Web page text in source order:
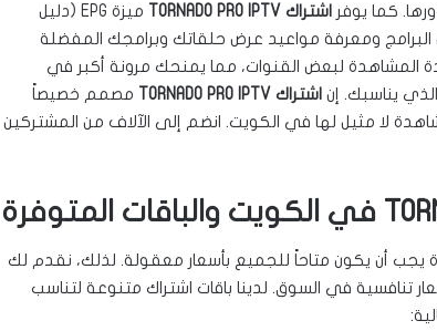
كما يوفر اشتراك TORNADO PRO IPTV
ميزة EPG (دليل
البرامج ومعرفة مواعيد عرض حلقاتك وبرامجك المفضلة
المشاهدة لبعض القنوات، مما يمنحك مرونة أكبر في
يناسبك. إن اشتراك TORNADO PRO IPTV
مصمم خصيصاً
لا مثيل لها في الكويت. انضم إلى الآلاف من المشتركين
يجب أن يكون متاحاً للجميع بأسعار معقولة. لذلك، نقدم لك
تنافسية في السوق. لدينا باقات اشتراك متنوعة لتناسب